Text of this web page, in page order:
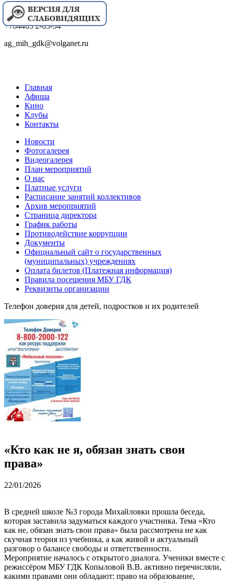
+784463 2-63-54
ag_mih_gdk@volganet.ru
Главная
Афиша
Кино
Клубы
Контакты
Новости
Фотогалерея
Видеогалерея
План мероприятий
О нас
Платные услуги
Расписание занятий коллективов
Архив мероприятий
Страница директора
График работы
Противодействие коррупции
Документы
Официальный сайт о государственных
(муниципальных) учреждениях
Оплата билетов (Платежная информация)
Правила посещения МБУ ГДК
Реквизиты организации
Телефон доверия для детей, подростков и их родителей
«Кто как не я, обязан знать свои
права»
22/01/2026
В средней школе №3 города Михайловки прошла беседа,
которая заставила задуматься каждого участника. Тема «Кто
как не, обязан знать свои права» была рассмотрена не как
скучная теория из учебника, а как живой и актуальный
разговор о балансе свободы и ответственности.
Мероприятие началось с открытого диалога. Ученики вместе с
режиссёром МБУ ГДК Копыловой В.В. активно перечисляли,
какими правами они обладают: право на образование,